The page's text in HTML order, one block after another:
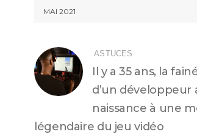
MAI 2021
ASTUCES
Il y a 35 ans, la
d’un développeur
naissance à une
légendaire du jeu vidéo